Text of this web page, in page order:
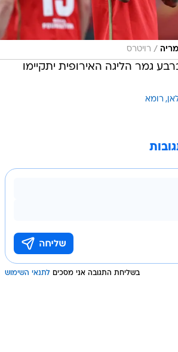
/ רויטרס
גמר הליגה האירופית יתקיימו
רומא
בשליחת התגובה אני מסכים לתנאי השימוש